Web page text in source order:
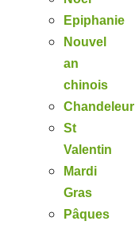
Epiphanie
Nouvel
an
chinois
Chandeleur
St
Valentin
Mardi
Gras
Pâques